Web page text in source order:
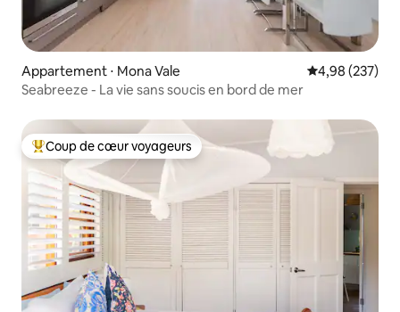
Appartement ⋅ Mona Vale Évaluation
4,98 (237)
Seabreeze - La vie sans soucis en bord de mer
Coups de cœur voyageurs les plus appréciés
Coup de cœur voyageurs